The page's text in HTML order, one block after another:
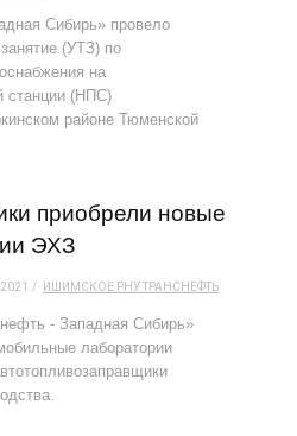
Сибирь» провело
(УТЗ) по
на
станции (НПС)
районе Тюменской
приобрели новые
ЭХЗ
ИШИМСКОЕ РНУТРАНСНЕФТЬ
- Западная Сибирь»
лаборатории